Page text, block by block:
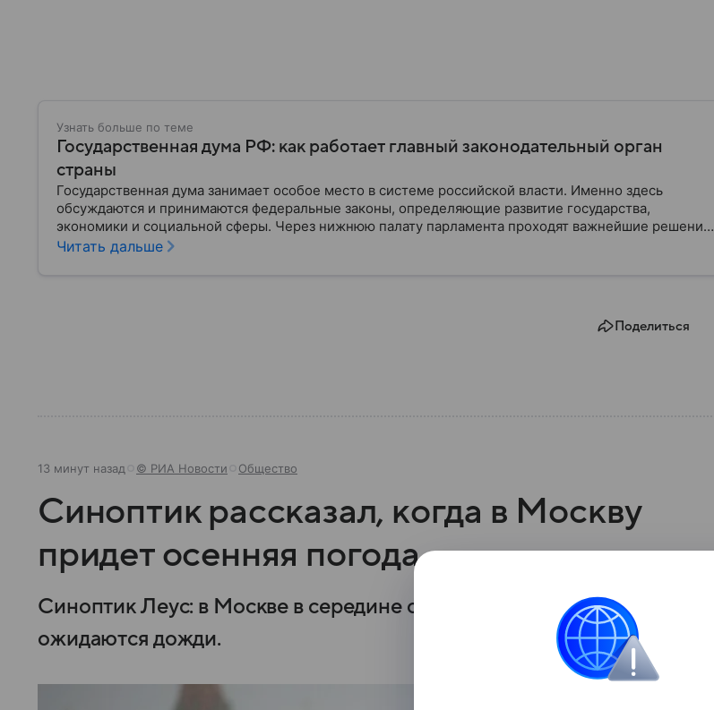
Узнать больше по теме
Государственная дума РФ: как работает главный законодательный орган
страны
Государственная дума занимает особое место в системе российской власти. Именно здесь
обсуждаются и принимаются федеральные законы, определяющие развитие государства,
экономики и социальной сферы. Через нижнюю палату парламента проходят важнейшие решения,
затрагивающие жизнь миллионов граждан. Разбираемся, как устроена Госдума, какие полномочия
Читать дальше
Поделиться
13 минут назад © РИА Новости Общество
Синоптик рассказал, когда в Москву
придет осенняя погода
Синоптик Леус: в Москве в середине следующей рабочей недели
ожидаются дожди.